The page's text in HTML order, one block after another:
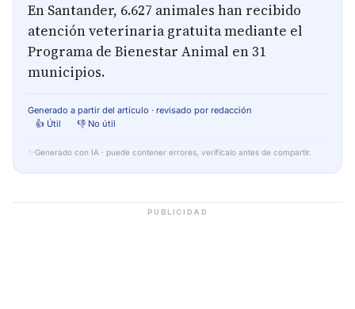
En Santander, 6.627 animales han recibido
atención veterinaria gratuita mediante el
Programa de Bienestar Animal en 31
municipios.
Generado a partir del artículo · revisado por redacción
👍 Útil
👎 No útil
✨ Generado con IA · puede contener errores, verifícalo antes de compartir.
PUBLICIDAD